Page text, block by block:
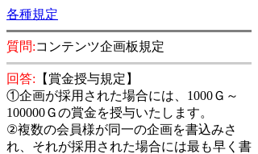
各種規定
質問:コンテンツ企画板規定
回答: 【賞金授与規定】
①企画が採用された場合には、1000Ｇ～
100000Ｇの賞金を授与いたします。
②複数の会員様が同一の企画を書込みさ
れ、それが採用された場合には最も早く書